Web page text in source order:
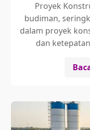
Proyek
budiman,
dalam proyek
dan